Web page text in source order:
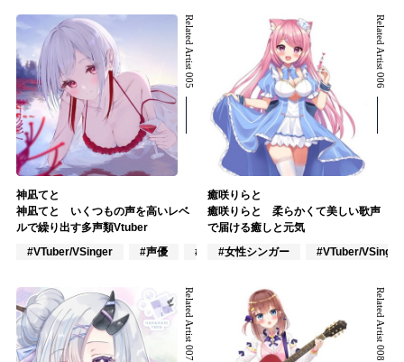
Related Artist 005
神凪てと
神凪てと いくつもの声を高いレベ
ルで繰り出す多声類Vtuber
#VTuber/VSinger
#声優 #ポップス
Related Artist 006
癒咲りらと
癒咲りらと 柔らかくて美しい歌声
で届ける癒しと元気
#女性シンガー
#VTuber/VSinger
Related Artist 007 Related Artist 008